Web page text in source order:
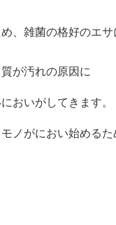
、雑菌の格好のエサ
が汚れの原因に
おいがしてきます。
ノがにおい始める